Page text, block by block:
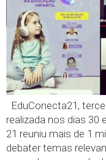
EduConecta21,
realizada nos dias 30
21 reuniu mais de 1
debater temas